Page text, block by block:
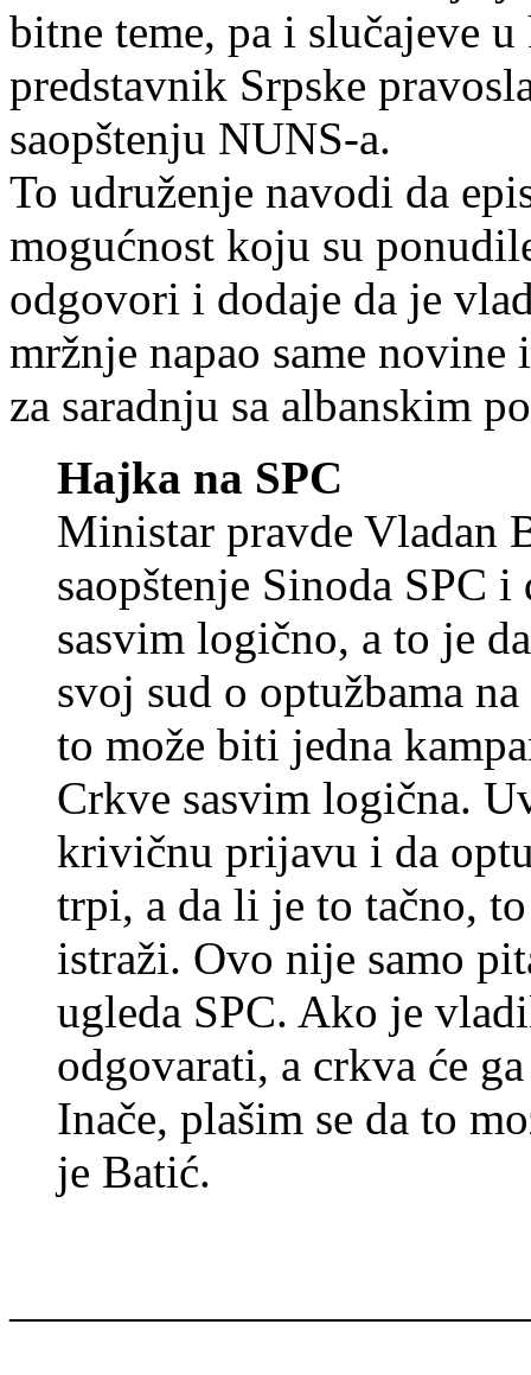
bitne teme, pa i slučajeve
predstavnik Srpske
saopštenju NUNS-a.
To udruženje navodi da
mogućnost koju su
odgovori i dodaje da je
mržnje napao same
za saradnju sa albanskim
Hajka na SPC
Ministar pravde Vladan
saopštenje Sinoda SPC
sasvim logično, a to je
svoj sud o optužbama
to može biti jedna
Crkve sasvim logična.
krivičnu prijavu i da
trpi, a da li je to tačno,
istraži. Ovo nije samo
ugleda SPC. Ako je
odgovarati, a crkva će
Inače, plašim se da to
je Batić.